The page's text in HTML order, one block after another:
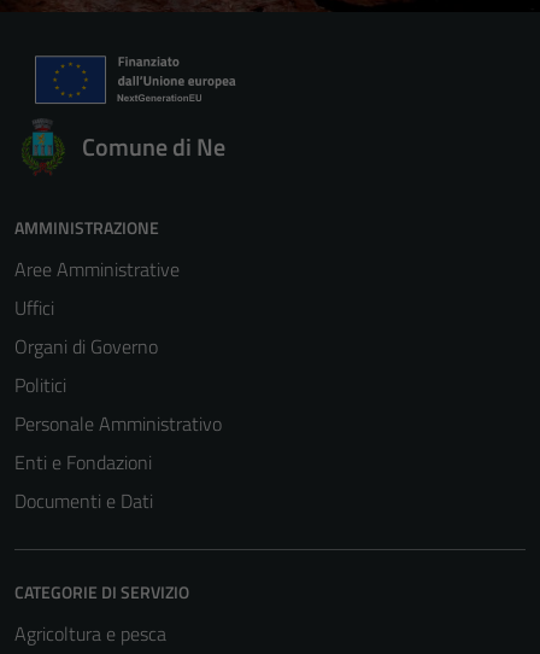
Comune di Ne
AMMINISTRAZIONE
Aree Amministrative
Uffici
Organi di Governo
Politici
Personale Amministrativo
Enti e Fondazioni
Documenti e Dati
CATEGORIE DI SERVIZIO
Agricoltura e pesca